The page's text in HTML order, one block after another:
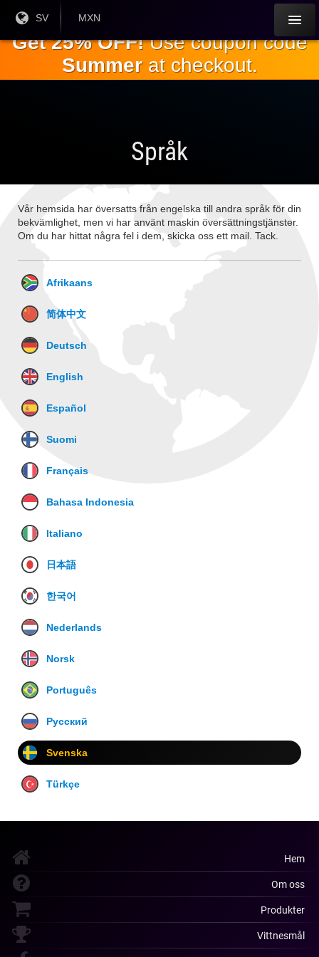
Nuvarande
språk:
SV
Aktuell
MXN
Get 25% OFF!Use coupon code
Summerat checkout.
Språk
Vår hemsida har översatts från engelska till andra språk för din
bekvämlighet, men vi har använt maskin översättningstjänster.
Om du har hittat några fel i dem, skicka oss ett mail. Tack.
Afrikaans
简体中文
Deutsch
English
Español
Suomi
Français
Bahasa Indonesia
Italiano
日本語
한국어
Nederlands
Norsk
Português
Русский
Svenska
Türkçe
Hem
Om oss
Produkter
Vittnesmål